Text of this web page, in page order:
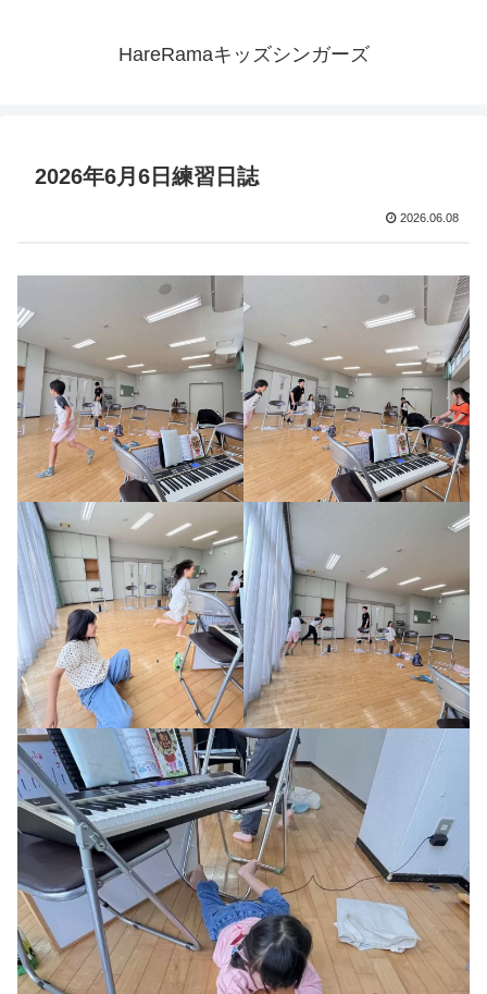
HareRamaキッズシンガーズ
2026年6月6日練習日誌
2026.06.08